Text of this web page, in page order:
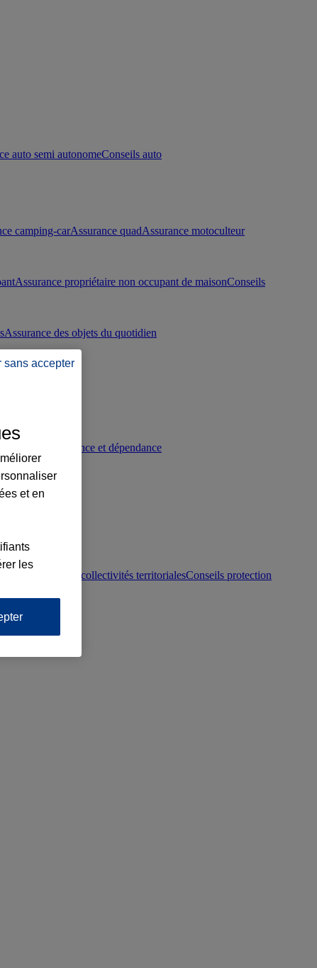
auto semi autonomeConseils auto
camping-carAssurance quadAssurance motoculteur
Assurance propriétaire non occupant de maisonConseils
Assurance des objets du quotidien
Conseils prévoyance et dépendance
juridique collectivités territorialesConseils protection
sans accepter
et en
les